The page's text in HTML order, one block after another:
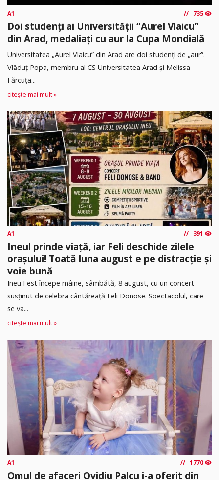
A1 735
Doi studenți ai Universității “Aurel Vlaicu”
din Arad, medaliați cu aur la Cupa Mondială
Universitatea „Aurel Vlaicu” din Arad are doi studenți de „aur”.
Vlăduț Popa, membru al CS Universitatea Arad și Melissa
Fărcuța...
citește mai mult »
A1 391
Ineul prinde viață, iar Feli deschide zilele
orașului! Toată luna august e pe distracție și
voie bună
Ineu Fest începe mâine, sâmbătă, 8 august, cu un concert
susținut de celebra cântăreață Feli Donose. Spectacolul, care
se va...
citește mai mult »
A1 1770
Omul de afaceri Ovidiu Palcu i-a oferit din